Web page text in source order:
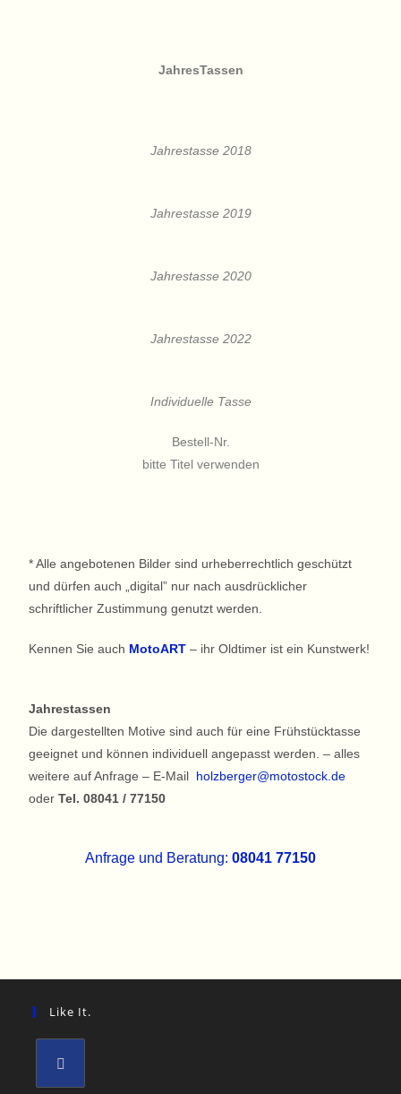
JahresTassen
Jahrestasse 2018
Jahrestasse 2019
Jahrestasse 2020
Jahrestasse 2022
Individuelle Tasse
Bestell-Nr.
bitte Titel verwenden
* Alle angebotenen Bilder sind urheberrechtlich geschützt
und dürfen auch „digital” nur nach ausdrücklicher
schriftlicher Zustimmung genutzt werden.
Kennen Sie auch MotoART – ihr Oldtimer ist ein Kunstwerk!
Jahrestassen
Die dargestellten Motive sind auch für eine Frühstücktasse
geeignet und können individuell angepasst werden. – alles
weitere auf Anfrage – E-Mail holzberger@motostock.de
oderTel. 08041 / 77150
Anfrage und Beratung: 08041 77150
Like It.